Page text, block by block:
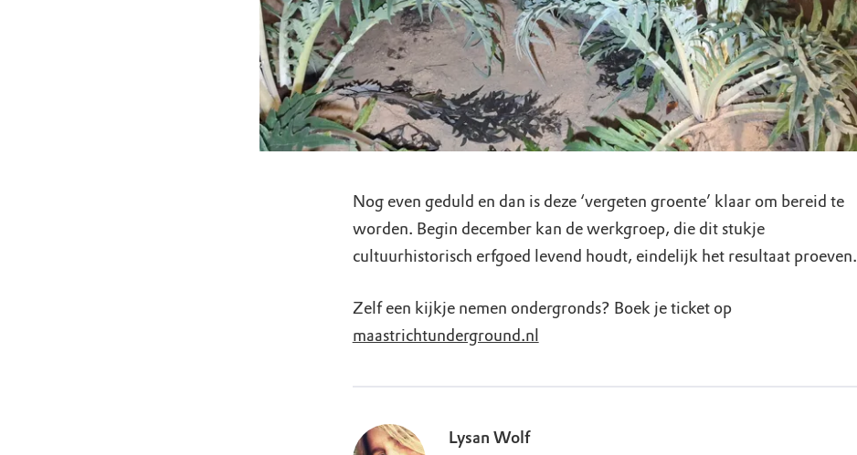
Nog even geduld en dan is deze ‘vergeten groente’ klaar om bereid te
worden. Begin december kan de werkgroep, die dit stukje
cultuurhistorisch erfgoed levend houdt, eindelijk het resultaat proeven.
Zelf een kijkje nemen ondergronds? Boek je ticket op
maastrichtunderground.nl
Lysan Wolf